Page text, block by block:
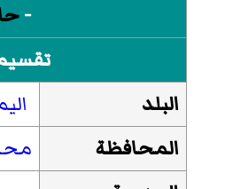
-
البلد
المحافظة